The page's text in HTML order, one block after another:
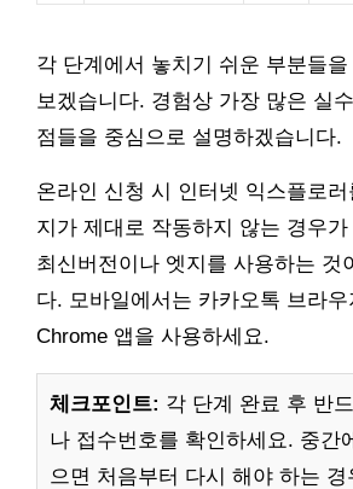
각 단계에서 놓치기 쉬운 부분들
보겠습니다. 경험상 가장 많은 실
점들을 중심으로 설명하겠습니다.
온라인 신청 시 인터넷 익스플로
지가 제대로 작동하지 않는 경우
최신버전이나 엣지를 사용하는 것
다. 모바일에서는 카카오톡 브라
Chrome 앱을 사용하세요.
체크포인트: 각 단계 완료 후 반
나 접수번호를 확인하세요. 중간
으면 처음부터 다시 해야 하는